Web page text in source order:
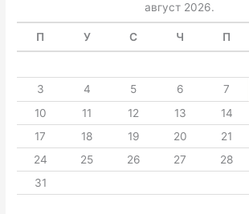
август 2026.
П У С Ч П
3
4 5 6 7
10
11 12 13 14
17
18 19 20 21
24
25 26 27 28
31